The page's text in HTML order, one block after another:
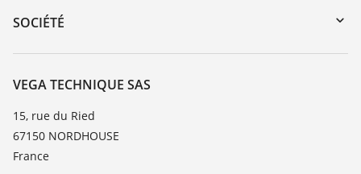
DTM Collection/PACTware
Formations
TeamViewer
SOCIÉTÉ
Carrière
À propos de VEGA
Contact
News
Presse
VEGA TECHNIQUE SAS
15, rue du Ried
67150 NORDHOUSE
France